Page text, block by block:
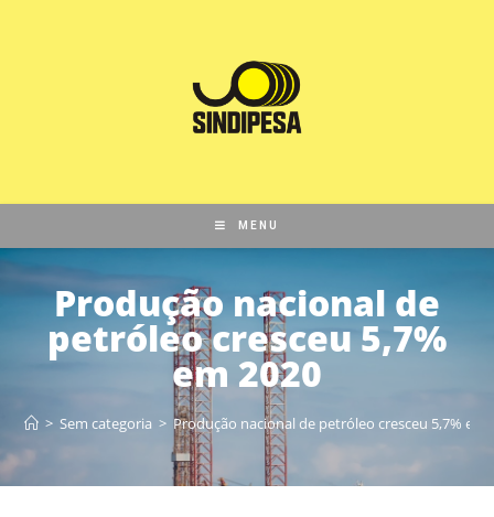
MENU
Produção nacional de
petróleo cresceu 5,7%
em 2020
> Sem categoria > Produção nacional de petróleo cresceu 5,7% em